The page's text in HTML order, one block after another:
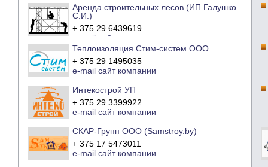
Аренда строительных лесов (ИП Галушко
С.И.)
+ 375 29 6439619
e-mail
сайт компании
Теплоизоляция Стим-систем ООО
+ 375 29 1495035
e-mail сайт компании
Интекострой УП
+ 375 29 3399922
e-mail сайт компании
СКАР-Групп ООО (Samstroy.by)
+ 375 17 5473011
e-mail сайт компании